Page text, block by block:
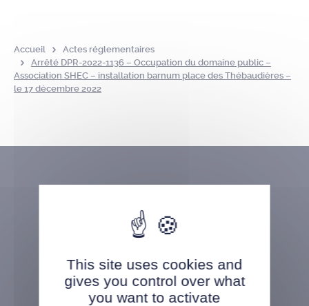
Accueil
Actes réglementaires
Arrêté DPR-2022-1136 – Occupation du domaine public –
Association SHEC – installation barnum place des Thébaudières –
le 17 décembre 2022
This site uses cookies and
gives you control over what
you want to activate